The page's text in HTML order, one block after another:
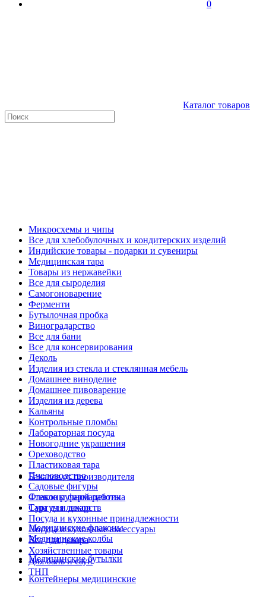
0
Каталог товаров
Микросхемы и чипы
Все для хлебобулочных и кондитерских изделий
Индийские товары - подарки и сувениры
Медицинская тара
Товары из нержавейки
Все для сыроделия
Самогоноварение
Ферменти
Бутылочная пробка
Виноградарство
Все для бани
Все для консервирования
Деколь
Изделия из стекла и стеклянная мебель
Домашнее виноделие
Домашнее пивоварение
Изделия из дерева
Кальяны
Контрольные пломбы
Лабораторная посуда
Новогодние украшения
Ореховодство
Пластиковая тара
Пчеловодство
Садовые фигуры
Стекло ручной работы
Сургуч и декор
Посуда и кухонные принадлежности
Посуда и кухонные аксессуары
Все для декора
Хозяйственные товары
Для бань и саун
ТНП
Бакалея от производителя
Флаконы фармацевтика
Тара для лекарств
Медицинские флаконы
Медицинские колбы
Медицинские бутылки
Контейнеры медицинские